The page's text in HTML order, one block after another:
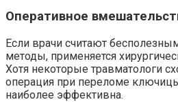
Оперативное
Если врачи считают
методы, применяется
Хотя некоторые травматологи
операция при переломе
наиболее эффективна.